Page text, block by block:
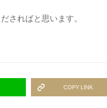
さればと思います。
COPY LINK